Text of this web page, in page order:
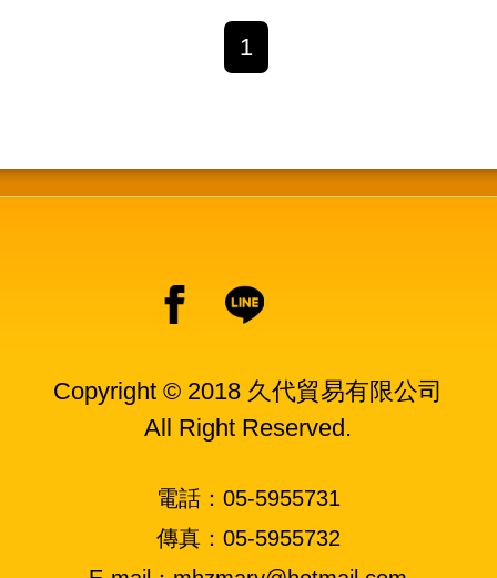
1
Copyright © 2018 久代貿易有限公司
All Right Reserved.
電話：05-5955731
傳真：05-5955732